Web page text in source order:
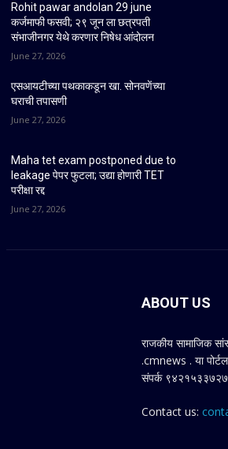
Rohit pawar andolan 29 june
कर्जमाफी फसवी; २९ जून ला छत्रपती
संभाजीनगर येथे करणार निषेध आंदोलन
June 27, 2026
एसआयटीच्या पथकाकडून खा. सोनवणेंच्या
घराची तपासणी
June 27, 2026
Maha tet exam postponed due to
leakage पेपर फुटला; उद्या होणारी TET
परीक्षा रद्द
June 27, 2026
ABOUT US
राजकीय सामाजिक
.cmnews . या
संपर्क ९४२१५३३७२७
Contact us: